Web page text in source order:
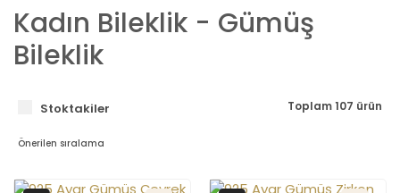
Kadın Bileklik - Gümüş
Bileklik
Stoktakiler Toplam 107 ürün